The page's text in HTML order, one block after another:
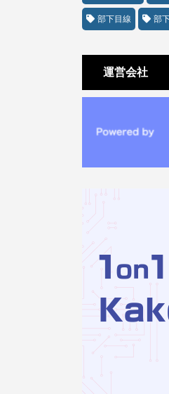
部下目線 部
運営会社